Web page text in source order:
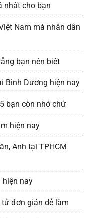
nhất cho bạn
Nam mà nhân dân
bạn nên biết
Bình Dương hiện nay
bạn còn nhớ chứ
hiện nay
Anh tại TPHCM
hiện nay
tử đơn giản dễ làm